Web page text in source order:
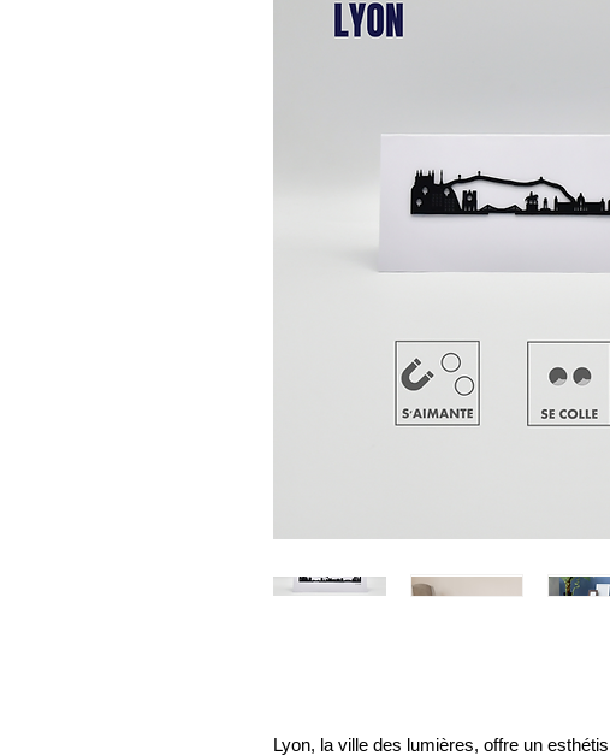
Lyon, la ville des lumières, offre un